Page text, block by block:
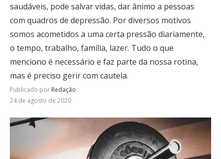
saudáveis, pode salvar vidas, dar ânimo a pessoas
com quadros de depressão. Por diversos motivos
somos acometidos a uma certa pressão diariamente,
o tempo, trabalho, família, lazer. Tudo o que
menciono é necessário e faz parte da nossa rotina,
mas é preciso gerir com cautela.
Publicado por Redação
24 de agosto de 2020